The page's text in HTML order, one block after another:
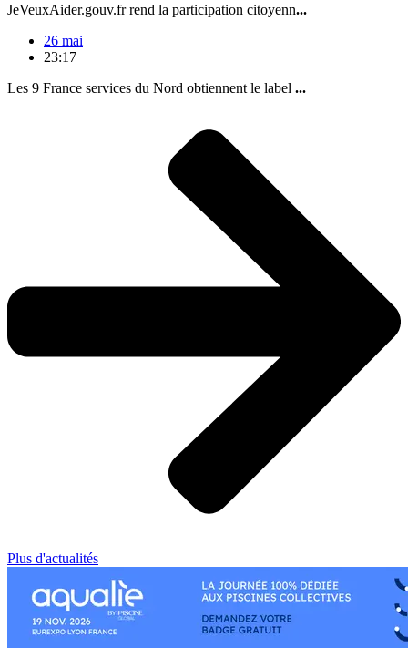
JeVeuxAider.gouv.fr rend la participation citoyenn...
26 mai
23:17
Les 9 France services du Nord obtiennent le label ...
Plus d'actualités